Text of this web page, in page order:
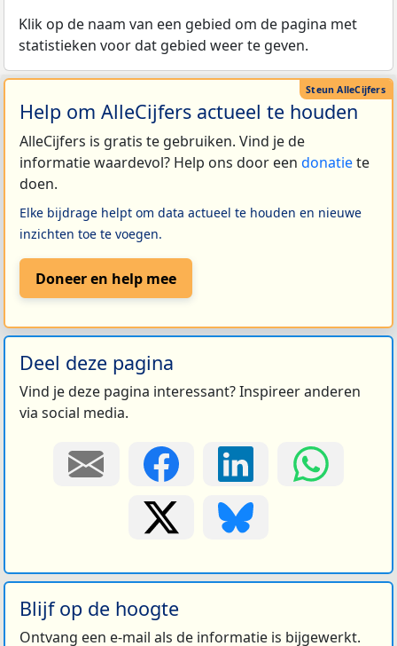
Klik op de naam van een gebied om de pagina met
statistieken voor dat gebied weer te geven.
Help om AlleCijfers actueel te houden
AlleCijfers is gratis te gebruiken. Vind je de
informatie waardevol? Help ons door een donatiete
doen.
Elke bijdrage helpt om data actueel te houden en nieuwe
inzichten toe te voegen.
Doneer en help mee
Deel deze pagina
Vind je deze pagina interessant? Inspireer anderen
via social media.
Blijf op de hoogte
Ontvang een e-mail als de informatie is bijgewerkt.